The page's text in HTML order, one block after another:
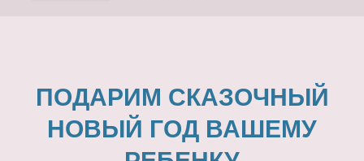
ПОДАРИМ СКАЗОЧНЫЙ
НОВЫЙ ГОД ВАШЕМУ